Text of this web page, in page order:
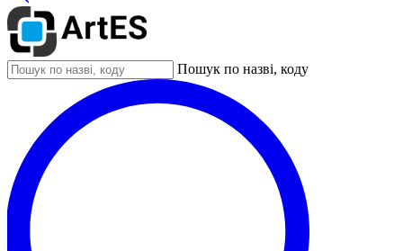
Пошук по назві, коду